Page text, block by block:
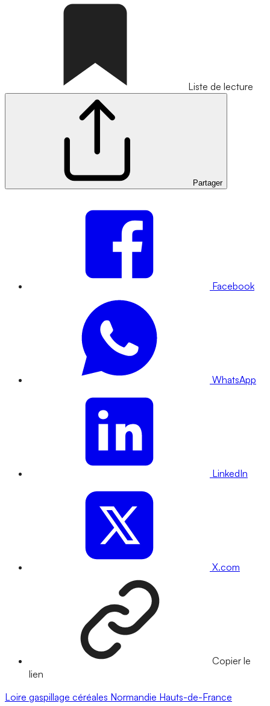
Liste de lecture
Partager
Facebook
WhatsApp
LinkedIn
X.com
Copier le
lien
Loire gaspillage céréales Normandie Hauts-de-France